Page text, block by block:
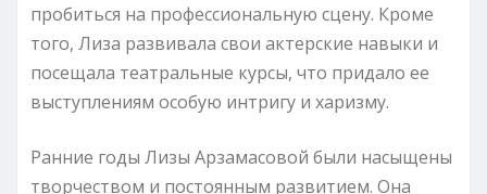
пробиться на профессиональную сцену. Кроме
того, Лиза развивала свои актерские навыки и
посещала театральные курсы, что придало ее
выступлениям особую интригу и харизму.
Ранние годы Лизы Арзамасовой были насыщены
творчеством и постоянным развитием. Она